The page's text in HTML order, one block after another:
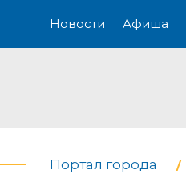
Новости Афиша
Портал города